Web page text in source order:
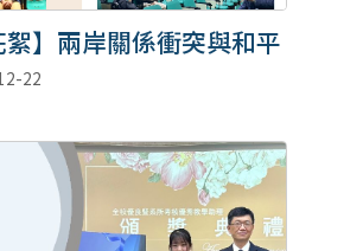
絮】兩岸關係衝突與和平
22